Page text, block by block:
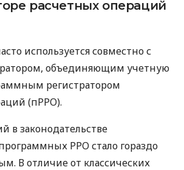
расчетных операций
используется совместно с
объединяющим учетную
регистратором
(пРРО).
в законодательстве
РРО стало гораздо
В отличие от классических